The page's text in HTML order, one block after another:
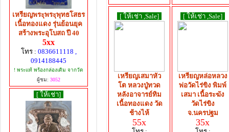
เหรียญพระุพระุพุทธโสธร
เนื้อทองแดง รุ่นย้อนยุค
สร้างพระอุโบสถ ปี 40
5xx
โทร : 0836611118 ,
0914188445
! พระแท้ พร้องกล่องเดิม จากวัด
ผู้ชม: 3052
[ ให้เช่า]
[ ให้เช่า ,Sale]
เหรียญเสมาหัว
โต หลวงปู่ทวด
หลังอาจารย์ทิม
เนื้อทองแดง วัด
ช้างไห้
55x
[ ให้เช่า ,Sale]
เหรียญหล่อหลวง
พ่อวัดไร่ขิง พิมพ์
เสมา เนื้อระฆัง
วัดไร่ขิง
จ.นครปฐม
35x